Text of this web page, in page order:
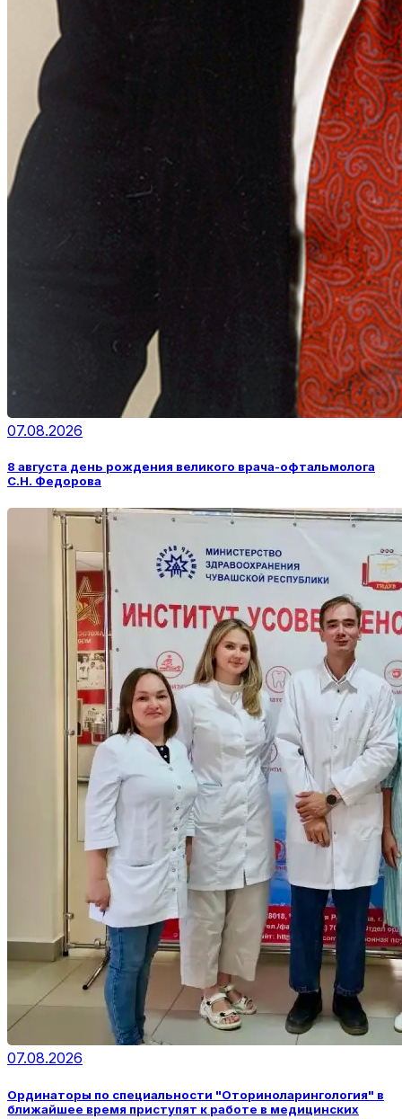
07.08.2026
8 августа день рождения великого врача-офтальмолога
С.Н. Федорова
07.08.2026
Ординаторы по специальности "Оториноларингология" в
ближайшее время приступят к работе в медицинских